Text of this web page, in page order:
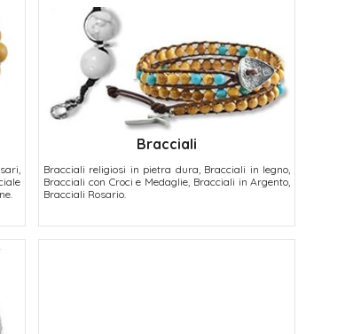
Bracciali
Bracciali religiosi in pietra dura, Bracciali in legno,
Bracciali con Croci e Medaglie, Bracciali in Argento,
Bracciali Rosario.